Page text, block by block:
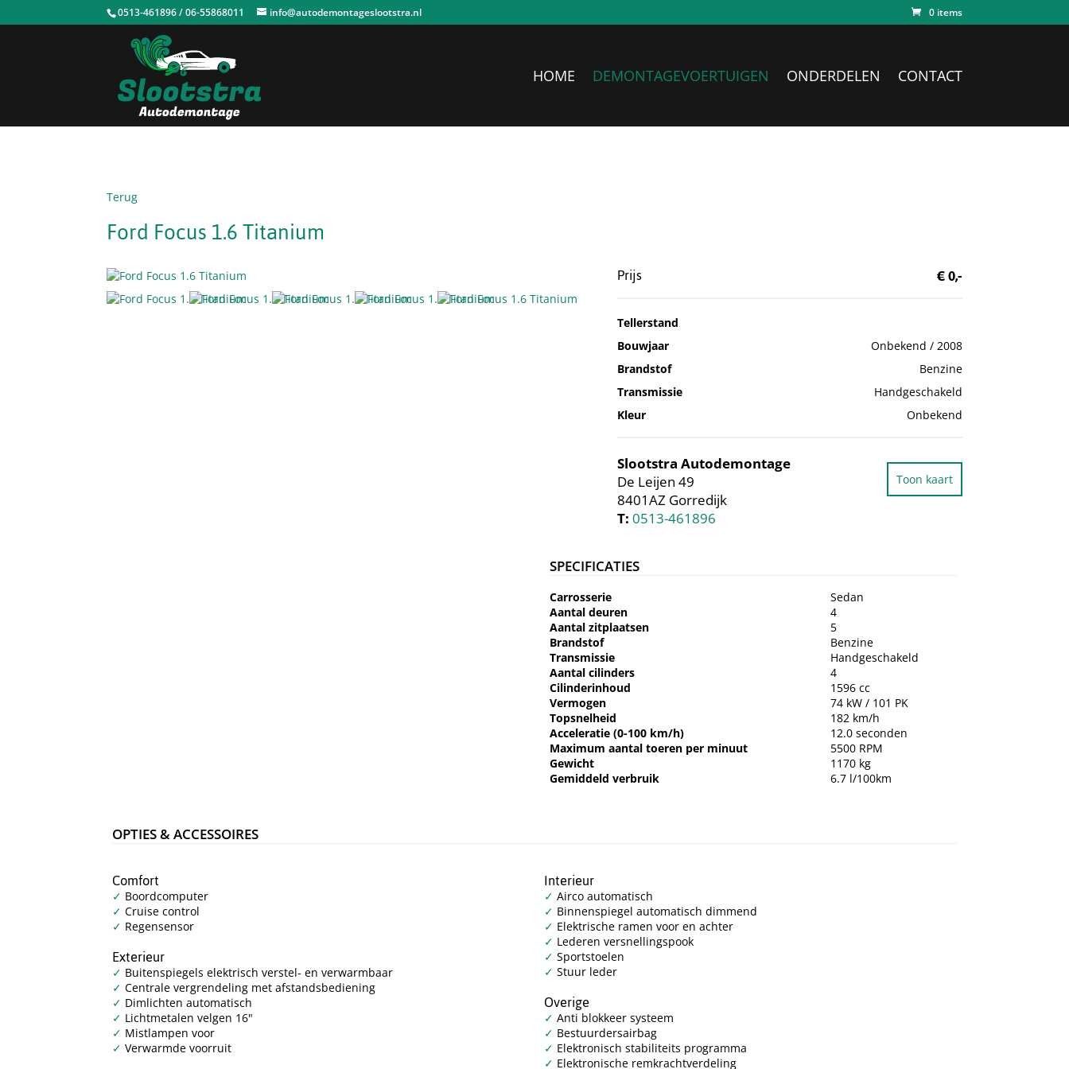
0513-461896 / 06-55868011 info@autodemontageslootstra.nl 0 items
HOME DEMONTAGEVOERTUIGEN ONDERDELEN CONTACT
Terug
Ford Focus 1.6 Titanium
Prijs € 0,-
Tellerstand
Bouwjaar
Onbekend / 2008
Brandstof
Benzine
Transmissie
Handgeschakeld
Kleur
Onbekend
Slootstra Autodemontage
De Leijen 49
8401AZ Gorredijk
T: 0513-461896
Toon kaart
SPECIFICATIES
Carrosserie
Sedan
Aantal deuren
4
Aantal zitplaatsen
5
Brandstof
Benzine
Transmissie
Handgeschakeld
Aantal cilinders
4
Cilinderinhoud
1596 cc
Vermogen
74 kW / 101 PK
Topsnelheid
182 km/h
Acceleratie (0-100 km/h)
12.0 seconden
Maximum aantal toeren per minuut
5500 RPM
Gewicht
1170 kg
Gemiddeld verbruik
6.7 l/100km
OPTIES & ACCESSOIRES
Comfort
Boordcomputer
Cruise control
Regensensor
Exterieur
Buitenspiegels elektrisch verstel- en verwarmbaar
Centrale vergrendeling met afstandsbediening
Dimlichten automatisch
Lichtmetalen velgen 16"
Mistlampen voor
Verwarmde voorruit
Interieur
Airco automatisch
Binnenspiegel automatisch dimmend
Elektrische ramen voor en achter
Lederen versnellingspook
Sportstoelen
Stuur leder
Overige
Anti blokkeer systeem
Bestuurdersairbag
Elektronisch stabiliteits programma
Elektronische remkrachtverdeling